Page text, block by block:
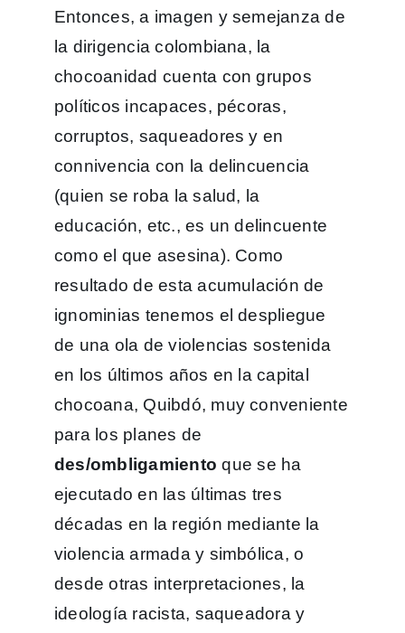
Entonces, a imagen y semejanza de
la dirigencia colombiana, la
chocoanidad cuenta con grupos
políticos incapaces, pécoras,
corruptos, saqueadores y en
connivencia con la delincuencia
(quien se roba la salud, la
educación, etc., es un delincuente
como el que asesina). Como
resultado de esta acumulación de
ignominias tenemos el despliegue
de una ola de violencias sostenida
en los últimos años en la capital
chocoana, Quibdó, muy conveniente
para los planes de
des/ombligamiento que se ha
ejecutado en las últimas tres
décadas en la región mediante la
violencia armada y simbólica, o
desde otras interpretaciones, la
ideología racista, saqueadora y